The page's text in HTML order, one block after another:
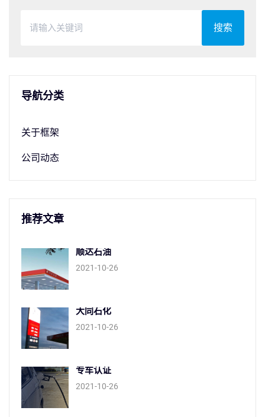
搜索
导航分类
关于框架
公司动态
推荐文章
顺达石油
2021-10-26
大同石化
2021-10-26
专车认证
2021-10-26